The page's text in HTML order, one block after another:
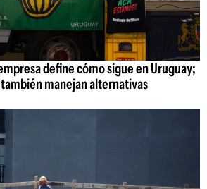
define cómo sigue en Uruguay;
manejan alternativas